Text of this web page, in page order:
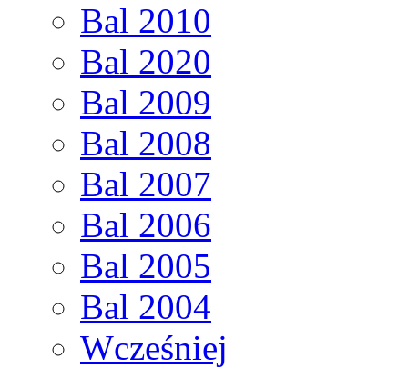
Bal 2010
Bal 2020
Bal 2009
Bal 2008
Bal 2007
Bal 2006
Bal 2005
Bal 2004
Wcześniej